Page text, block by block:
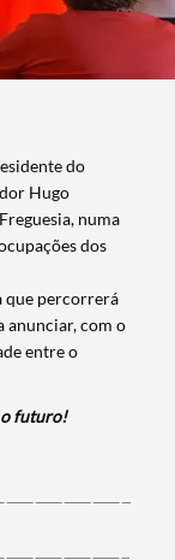
do
Hugo
numa
dos
que percorrerá
anunciar, com o
entre o
o futuro!